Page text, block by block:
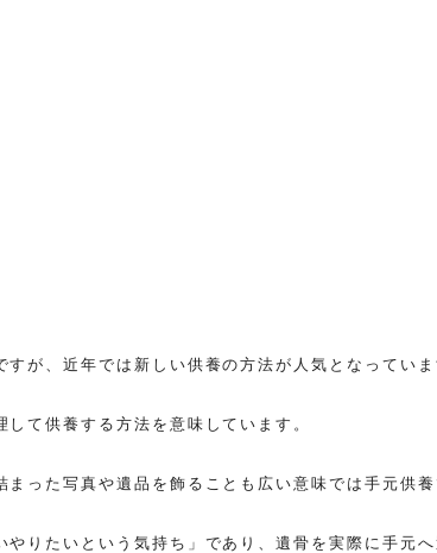
が、近年では新しい供養の方法が人気となってい
て供養する方法を意味しています。
った写真や遺品を飾ることも広い意味では手元供養
りたいという気持ち」であり、遺骨を実際に手元へ